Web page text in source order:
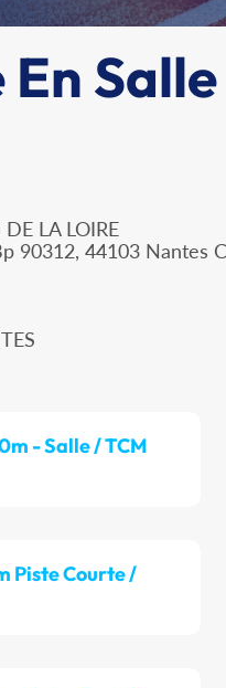
Salle
LA LOIRE
90312, 44103 Nantes
- Salle / TCM
Piste Courte /